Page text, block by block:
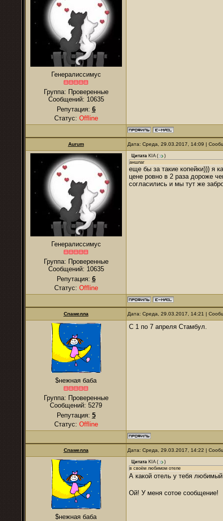
Генералиссимус
Группа: Проверенные
Сообщений: 10635
Репутация: 6
Статус: Offline
Aurum Дата: Среда, 29.03.2017, 14:09 |
Генералиссимус
Группа: Проверенные
Сообщений: 10635
Репутация: 6
Статус: Offline
Цитата KIA(
)
аншлаг
еще бы за такие копейки))) я
цене ровно в 2 раза дороже
согласились и мы тут же
Спамелла Дата: Среда, 29.03.2017, 14:21 |
$нежная баба
Группа: Проверенные
Сообщений: 5279
Репутация: 5
Статус: Offline
С 1 по 7 апреля Стамбул.
Спамелла Дата: Среда, 29.03.2017, 14:22 |
$нежная баба
Цитата KIA(
)
в своём любимом отеле
А какой отель у тебя
Ой! У меня сотое сообщение!